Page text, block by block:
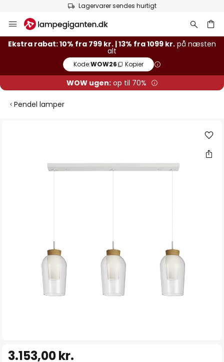
Lagervarer sendes hurtigt
to
Content
Ekstra rabat: 10% fra 799 kr. | 13% fra 1099 kr. på næsten
alt
Kode:WOW26 Kopier
WOW ugen:op til 70%
Pendel lamper
3.153,00 kr.